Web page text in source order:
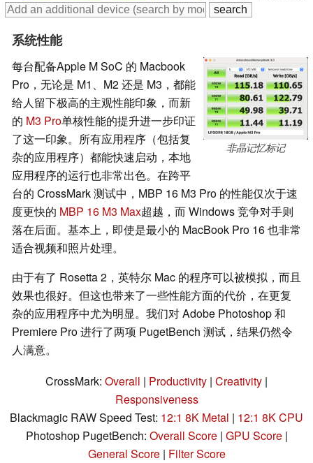
系统性能
非晶记忆标记
每台配备Apple M SoC 的 Macbook
Pro，无论是 M1、M2 还是 M3，都能
给人留下极高的主观性能印象，而新
的 M3 Pro单核性能的提升进一步印证
了这一印象。所有应用程序（包括复
杂的应用程序）都能快速启动，本地
应用程序的运行也非常出色。在跨平
台的 CrossMark 测试中，MBP 16 M3 Pro 的性能仅次于速
度更快的 MBP 16 M3 Max超越，而 Windows 竞争对手则
落在后面。基本上，即使是最小的 MacBook Pro 16 也非常
适合视频和照片处理。
由于有了 Rosetta 2，英特尔 Mac 的程序可以被模拟，而且
效果也很好。但这也带来了一些性能方面的代价，在更复
杂的应用程序中尤为明显。我们对 Adobe Photoshop 和
Premiere Pro 进行了两项 PugetBench 测试，结果仍然令
人满意。
CrossMark: Overall | Productivity | Creativity |
Responsiveness
Blackmagic RAW Speed Test: 12:1 8K Metal | 12:1 8K CPU
Photoshop PugetBench: Overall Score| GPU Score|
General Score| Filter Score